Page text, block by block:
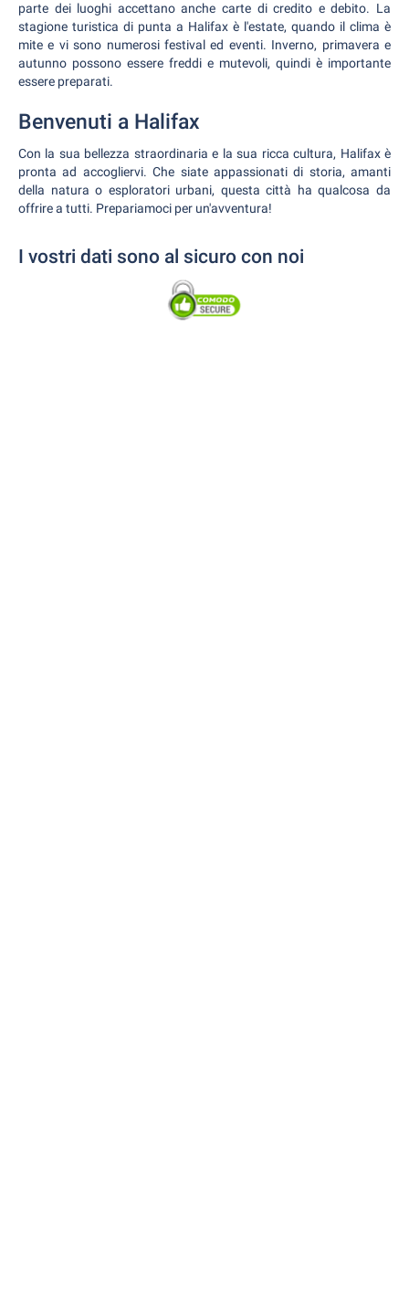
parte dei luoghi accettano anche carte di credito e debito. La
stagione turistica di punta a Halifax è l'estate, quando il clima è
mite e vi sono numerosi festival ed eventi. Inverno, primavera e
autunno possono essere freddi e mutevoli, quindi è importante
essere preparati.
Benvenuti a Halifax
Con la sua bellezza straordinaria e la sua ricca cultura, Halifax è
pronta ad accogliervi. Che siate appassionati di storia, amanti
della natura o esploratori urbani, questa città ha qualcosa da
offrire a tutti. Prepariamoci per un'avventura!
I vostri dati sono al sicuro con noi